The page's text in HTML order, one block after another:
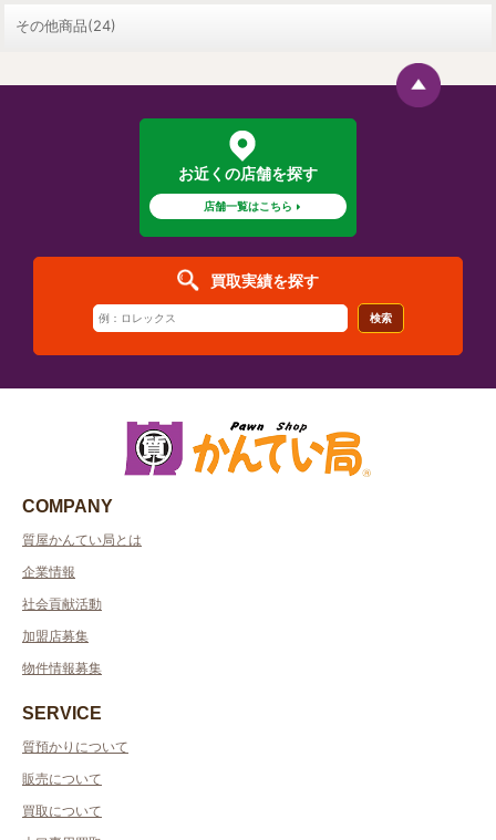
その他商品(24)
お近くの店舗を探す
店舗一覧はこちら
買取実績を探す
検索
COMPANY
質屋かんてい局とは
企業情報
社会貢献活動
加盟店募集
物件情報募集
SERVICE
質預かりについて
販売について
買取について